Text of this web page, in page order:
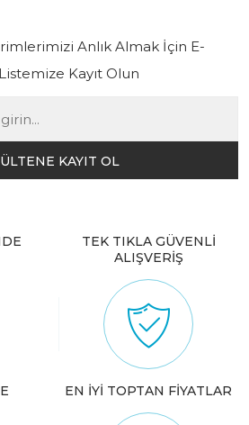
Anlık Almak İçin E-
Kayıt Olun
KAYIT OL
TEK TIKLA GÜVENLİ
ALIŞVERİŞ
EN İYİ TOPTAN FİYATLAR